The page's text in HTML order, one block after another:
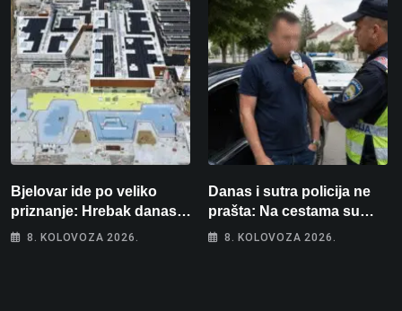
Bjelovar ide po veliko
priznanje: Hrebak danas u
Parizu predstavlja
8. KOLOVOZA 2026.
Danas i sutra policija ne
prašta: Na cestama su
posebno na meti ovi
8. KOLOVOZA 2026.